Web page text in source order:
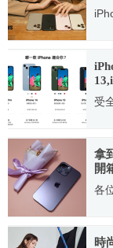
受
2022.09.08
拿
開
各
2022.09.16
時